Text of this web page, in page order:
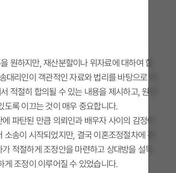
원하지만, 재산분할이나 위자료에 대하여 합
대리인이 객관적인 자료와 법리를 바탕으로 의
적절히 합의될 수 있는 내용을 제시하고, 원만
도록 이끄는 것이 매우 중요합니다.
파탄된 만큼 의뢰인과 배우자 사이의 감정이
송이 시작되었지만, 결국 이혼조정절차에 경
적절하게 조정안을 마련하고 상대방을 설득
게 조정이 이루어질 수 있었습니다.